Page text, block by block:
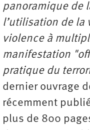
panoramique de
l’utilisation de la
violence à
manifestation
pratique du
dernier ouvrage
récemment
plus de 800